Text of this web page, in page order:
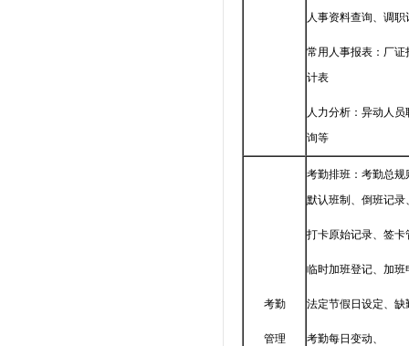
人事资料查询、调职
常用人事报表：厂
计表
人力分析：异动人
询等
考勤
管理
考勤排班：考勤总
默认班制、倒班记录
打卡原始记录、签卡
临时加班登记、加
法定节假日设定、
考勤每日变动、